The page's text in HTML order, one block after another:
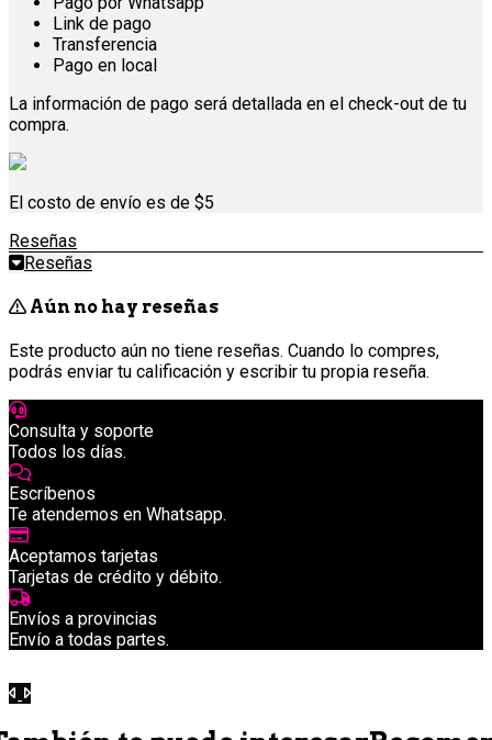
Link de pago
Transferencia
Pago en local
La información de pago será detallada en el check-out de tu
compra.
El costo de envío es de $5
Reseñas
Reseñas
Aún no hay reseñas
Este producto aún no tiene reseñas. Cuando lo compres,
podrás enviar tu calificación y escribir tu propia reseña.
Consulta y soporte
Todos los días.
Escríbenos
Te atendemos en Whatsapp.
Aceptamos tarjetas
Tarjetas de crédito y débito.
Envíos a provincias
Envío a todas partes.
Anterior
Siguiente